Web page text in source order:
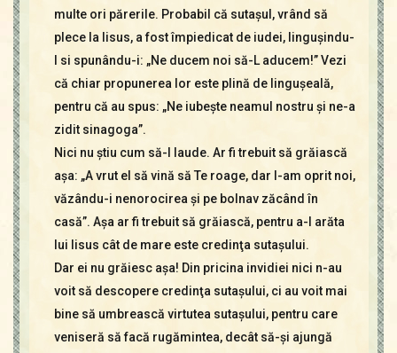
multe ori părerile. Probabil că sutaşul, vrând să
plece la Iisus, a fost împiedicat de iudei, linguşindu-
l si spunându-i: „Ne ducem noi să-L aducem!” Vezi
că chiar propunerea lor este plină de linguşeală,
pentru că au spus: „Ne iubeşte neamul nostru şi ne-a
zidit sinagoga”.
Nici nu ştiu cum să-l laude. Ar fi trebuit să grăiască
aşa: „A vrut el să vină să Te roage, dar l-am oprit noi,
văzându-i nenorocirea şi pe bolnav zăcând în
casă”. Aşa ar fi trebuit să grăiască, pentru a-I arăta
lui Iisus cât de mare este credinţa sutaşului.
Dar ei nu grăiesc aşa! Din pricina invidiei nici n-au
voit să descopere credinţa sutaşului, ci au voit mai
bine să umbrească virtutea sutaşului, pentru care
veniseră să facă rugămintea, decât să-şi ajungă